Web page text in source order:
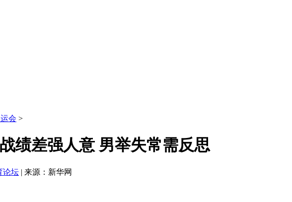
会 >
绩差强人意 男举失常需反思
论坛 | 来源：新华网